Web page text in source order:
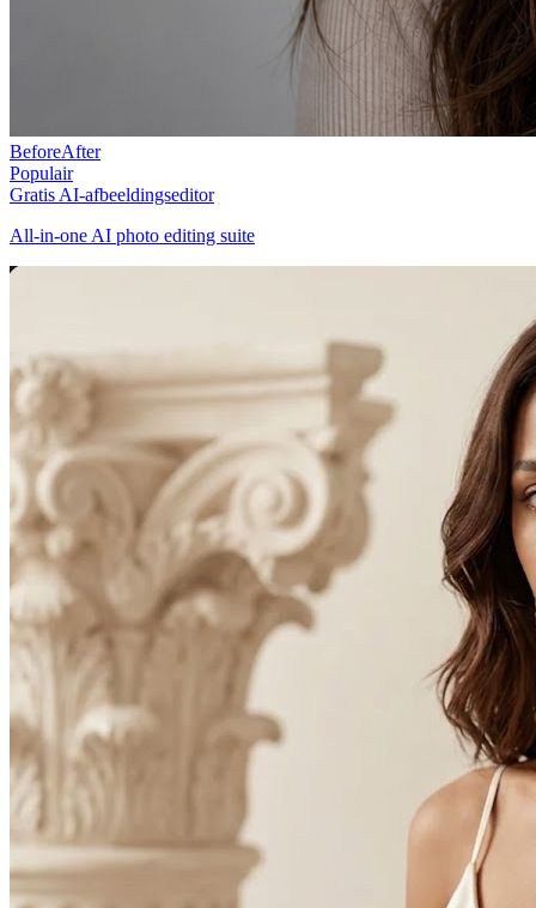
BeforeAfter
Populair
Gratis AI-afbeeldingseditor
All-in-one AI photo editing suite